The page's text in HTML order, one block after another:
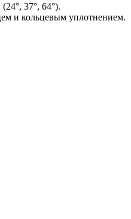
37°, 64°).
и кольцевым уплотнением.